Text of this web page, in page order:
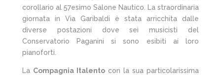
corollario al 57esimo Salone Nautico. La straordinaria
giornata in Via Garibaldi è stata arricchita dalle
diverse postazioni dove sei musicisti del
Conservatorio Paganini si sono esibiti ai loro
pianoforti.
La Compagnia Italentocon la sua particolarissima